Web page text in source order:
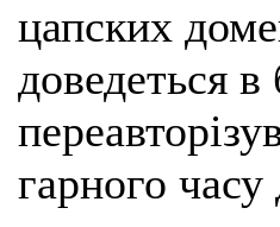
цапских
доведеться
гарного